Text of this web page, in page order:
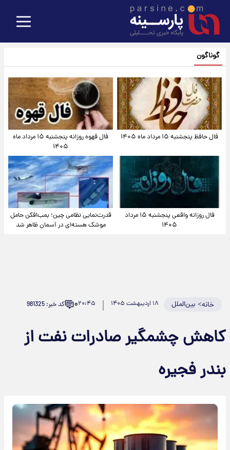
گوناگون
فال حافظ پنجشنبه ۱۵ مرداد ماه ۱۴۰۵
فال قهوه روزانه پنجشنبه ۱۵ مرداد ماه
۱۴۰۵
فال روزانه واقعی پنجشنبه ۱۵ مرداد
۱۴۰۵
قدرت‌نمایی نظامی چین؛ بمب‌افکن حامل
موشک هسته‌ای در آسمان ظاهر شد
خانه> بین‌الملل ۱۸ اردیبهشت ۱۴۰۵ ۲۰:۴۵۰ کد خبر: 981325
کاهش چشمگیر صادرات نفت از
بندر فجیره